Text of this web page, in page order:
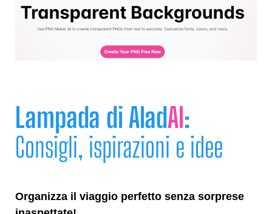
Lampada di AladAI:
Consigli, ispirazioni e idee
Organizza il viaggio perfetto senza sorprese